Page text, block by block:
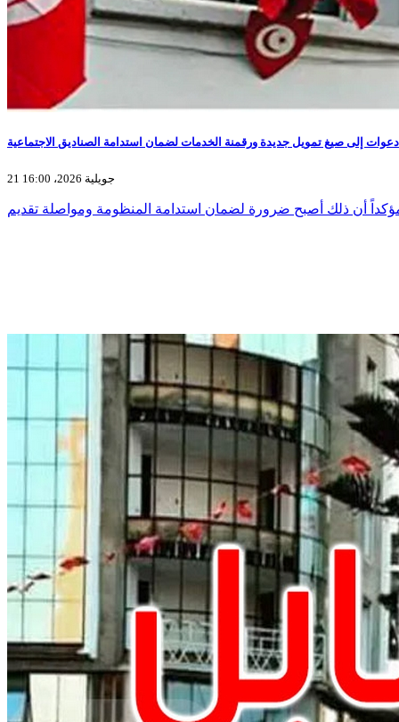
21 جويلية 2026، 16:00